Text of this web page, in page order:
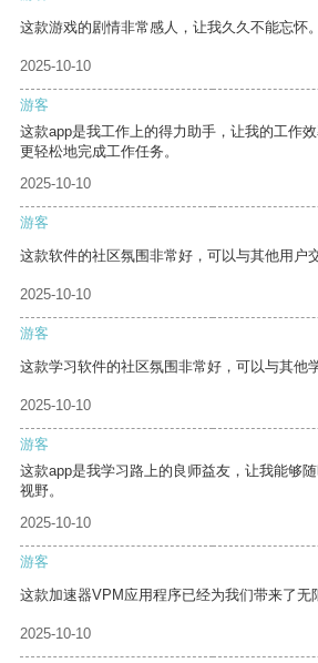
这款游戏的剧情非常感人，让我久久不能忘怀。
2025-10-10
游客
这款app是我工作上的得力助手，让我的工作
更轻松地完成工作任务。
2025-10-10
游客
这款软件的社区氛围非常好，可以与其他用户
2025-10-10
游客
这款学习软件的社区氛围非常好，可以与其他
2025-10-10
游客
这款app是我学习路上的良师益友，让我能够
视野。
2025-10-10
游客
这款加速器VPM应用程序已经为我们带来了无
2025-10-10